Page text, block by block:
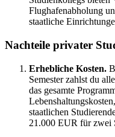
Flughafenabholung
staatliche
Nachteile privater
Erhebliche Kosten.
Semester zahlst du
das gesamte
staatlichen
21.000 EUR für zwei